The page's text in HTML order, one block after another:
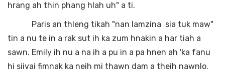
hrang ah thin phang hlah uh" a ti.
Paris an thleng tikah "nan lamzina sia tuk maw"
tin a nu te in a rak sut ih ka zum hnakin a har tiah a
sawn. Emily ih nu a na ih a pu in a pa hnen ah 'ka fanu
hi siivai fimnak ka neih mi thawn dam a theih nawnlo.